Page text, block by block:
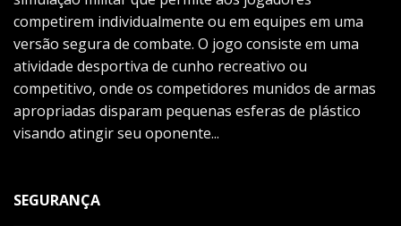
competirem individualmente ou em equipes em uma
versão segura de combate. O jogo consiste em uma
atividade desportiva de cunho recreativo ou
competitivo, onde os competidores munidos de armas
apropriadas disparam pequenas esferas de plástico
visando atingir seu oponente...
SEGURANÇA